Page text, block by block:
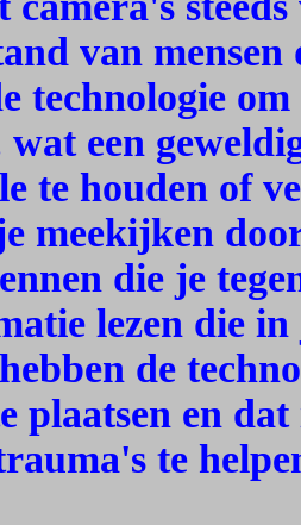
van
technologie
een
te houden of
meekijken
die je
lezen die
de
plaatsen en
te